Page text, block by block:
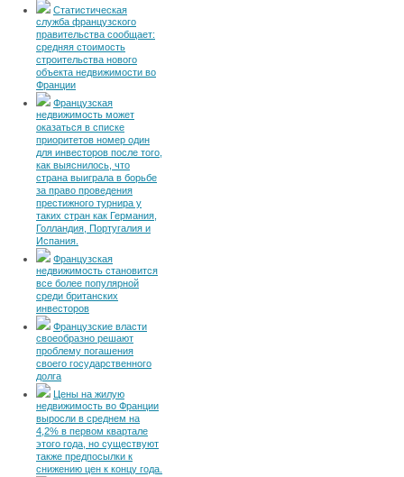
Статистическая
служба французского
правительства сообщает:
средняя стоимость
строительства нового
объекта недвижимости во
Франции
Французская
недвижимость может
оказаться в списке
приоритетов номер один
для инвесторов после того,
как выяснилось, что
страна выиграла в борьбе
за право проведения
престижного турнира у
таких стран как Германия,
Голландия, Португалия и
Испания.
Французская
недвижимость становится
все более популярной
среди британских
инвесторов
Французские власти
своеобразно решают
проблему погашения
своего государственного
долга
Цены на жилую
недвижимость во Франции
выросли в среднем на
4,2% в первом квартале
этого года, но существуют
также предпосылки к
снижению цен к концу года.